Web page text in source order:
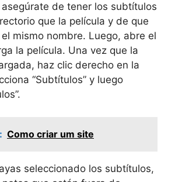
asegúrate de tener los subtítulos
que la película y de que
mismo nombre. Luego, abre el
la película. Una vez que la
haz clic derecho en la
“Subtítulos” y luego
Como criar um site
seleccionado los subtítulos,